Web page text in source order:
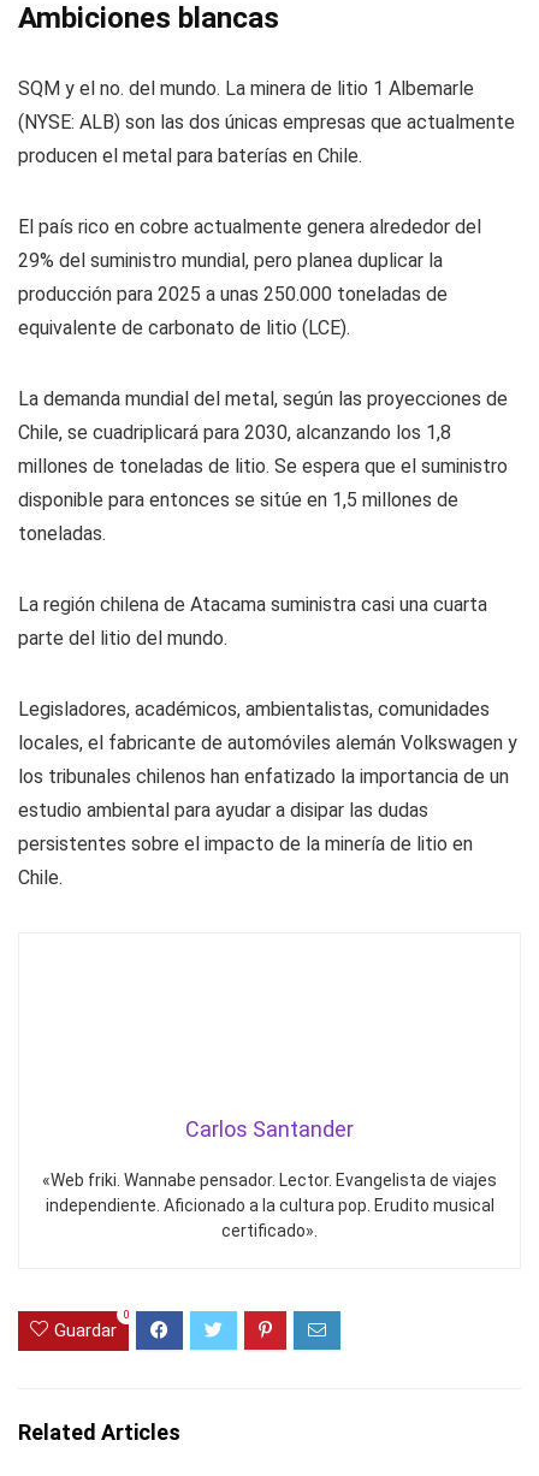
Ambiciones blancas
SQM y el no. del mundo. La minera de litio 1 Albemarle
(NYSE: ALB) son las dos únicas empresas que actualmente
producen el metal para baterías en Chile.
El país rico en cobre actualmente genera alrededor del
29% del suministro mundial, pero planea duplicar la
producción para 2025 a unas 250.000 toneladas de
equivalente de carbonato de litio (LCE).
La demanda mundial del metal, según las proyecciones de
Chile, se cuadriplicará para 2030, alcanzando los 1,8
millones de toneladas de litio. Se espera que el suministro
disponible para entonces se sitúe en 1,5 millones de
toneladas.
La región chilena de Atacama suministra casi una cuarta
parte del litio del mundo.
Legisladores, académicos, ambientalistas, comunidades
locales, el fabricante de automóviles alemán Volkswagen y
los tribunales chilenos han enfatizado la importancia de un
estudio ambiental para ayudar a disipar las dudas
persistentes sobre el impacto de la minería de litio en
Chile.
Carlos Santander
«Web friki. Wannabe pensador. Lector. Evangelista de viajes
independiente. Aficionado a la cultura pop. Erudito musical
certificado».
Guardar
0
Related Articles